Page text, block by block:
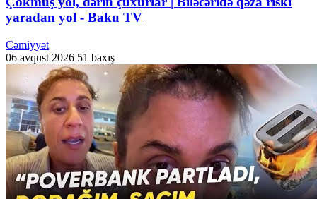
yaradan yol - Baku TV
Cəmiyyət
06 avqust 2026 51 baxış